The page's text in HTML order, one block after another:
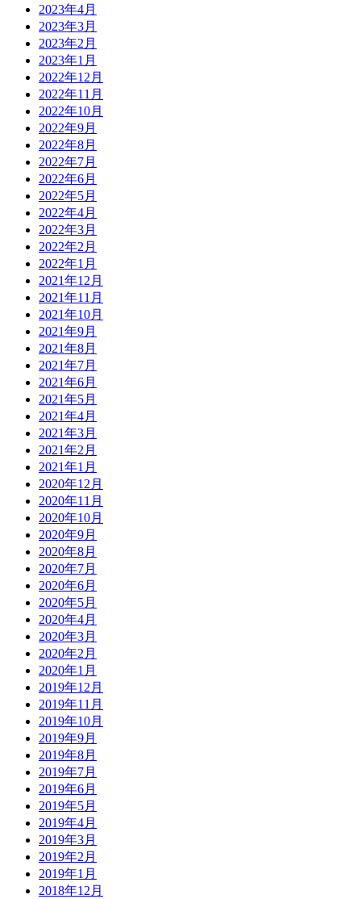
2023年4月
2023年3月
2023年2月
2023年1月
2022年12月
2022年11月
2022年10月
2022年9月
2022年8月
2022年7月
2022年6月
2022年5月
2022年4月
2022年3月
2022年2月
2022年1月
2021年12月
2021年11月
2021年10月
2021年9月
2021年8月
2021年7月
2021年6月
2021年5月
2021年4月
2021年3月
2021年2月
2021年1月
2020年12月
2020年11月
2020年10月
2020年9月
2020年8月
2020年7月
2020年6月
2020年5月
2020年4月
2020年3月
2020年2月
2020年1月
2019年12月
2019年11月
2019年10月
2019年9月
2019年8月
2019年7月
2019年6月
2019年5月
2019年4月
2019年3月
2019年2月
2019年1月
2018年12月